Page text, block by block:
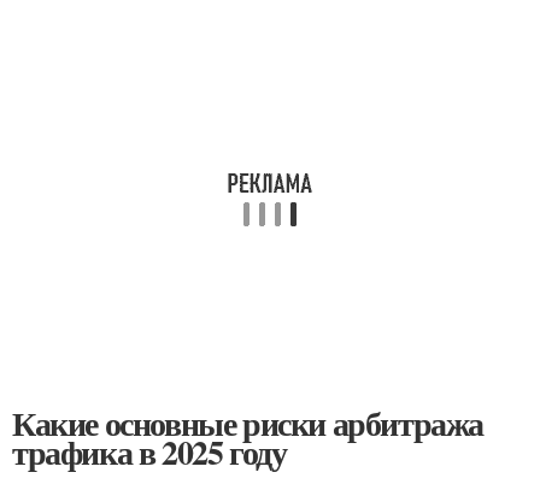
Какие основные риски арбитража
трафика в 2025 году